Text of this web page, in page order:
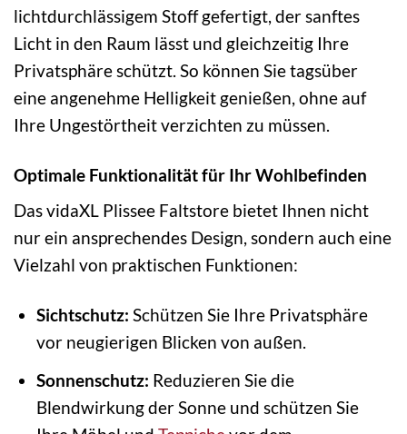
lichtdurchlässigem Stoff gefertigt, der sanftes
Licht in den Raum lässt und gleichzeitig Ihre
Privatsphäre schützt. So können Sie tagsüber
eine angenehme Helligkeit genießen, ohne auf
Ihre Ungestörtheit verzichten zu müssen.
Optimale Funktionalität für Ihr Wohlbefinden
Das vidaXL Plissee Faltstore bietet Ihnen nicht
nur ein ansprechendes Design, sondern auch eine
Vielzahl von praktischen Funktionen:
Sichtschutz: Schützen Sie Ihre Privatsphäre
vor neugierigen Blicken von außen.
Sonnenschutz: Reduzieren Sie die
Blendwirkung der Sonne und schützen Sie